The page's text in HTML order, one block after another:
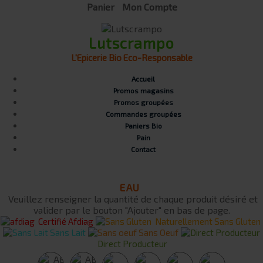
Panier Mon Compte
Lutscrampo
L'Epicerie Bio Eco-Responsable
Accueil
Promos magasins
Promos groupées
Commandes groupées
Paniers Bio
Pain
Contact
EAU
Veuillez renseigner la quantité de chaque produit désiré et
valider par le bouton "Ajouter" en bas de page.
Certifié Afdiag
Naturellement Sans Gluten
Sans Lait
Sans Oeuf
Direct Producteur